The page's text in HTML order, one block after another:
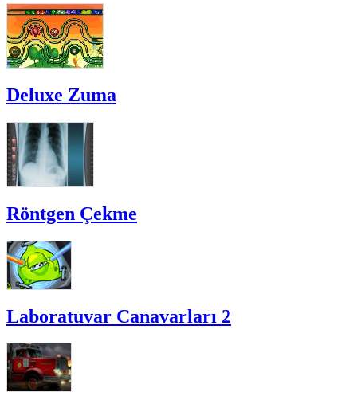
Deluxe Zuma
Röntgen Çekme
Laboratuvar Canavarları 2